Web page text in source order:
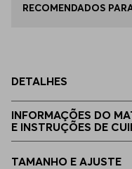
G - L
EEGG
RECOMENDADOS
DETALHES
INFORMAÇÕES DO
E INSTRUÇÕES DE
TAMANHO E AJUSTE